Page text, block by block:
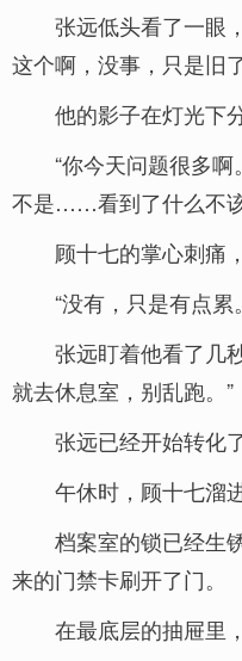
张远低头看了一眼
这个啊，没事，只是旧
他的影子在灯光下
“你今天问题很多啊
不是……看到了什么不
顾十七的掌心刺痛
“没有，只是有点累
张远盯着他看了几
就去休息室，别乱跑。”
张远已经开始转化了
午休时，顾十七溜
档案室的锁已经生
来的门禁卡刷开了门。
在最底层的抽屉里